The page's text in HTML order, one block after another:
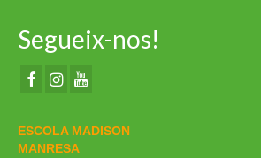
Segueix-nos!
ESCOLA MADISON
MANRESA